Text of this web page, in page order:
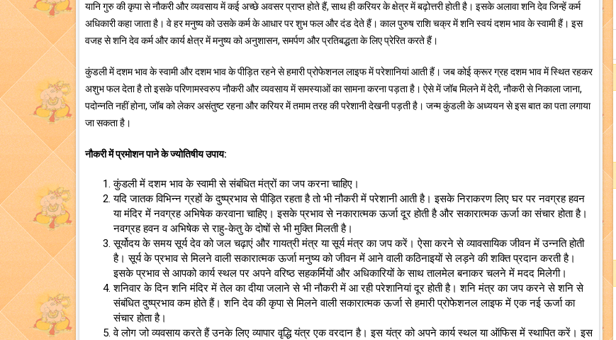
यानि गुरु की कृपा से नौकरी और व्यवसाय में कई अच्छे अवसर प्राप्त होते हैं, साथ ही करियर के क्षेत्र में बढ़ोत्तरी होती है। इसके अलावा शनि देव जिन्हें कर्म
अधिकारी कहा जाता है। वे हर मनुष्य को उसके कर्म के आधार पर शुभ फल और दंड देते हैं। काल पुरुष राशि चक्र में शनि स्वयं दशम भाव के स्वामी हैं। इस
वजह से शनि देव कर्म और कार्य क्षेत्र में मनुष्य को अनुशासन, समर्पण और प्रतिबद्धता के लिए प्रेरित करते हैं।
कुंडली में दशम भाव के स्वामी और दशम भाव के पीड़ित रहने से हमारी प्रोफेशनल लाइफ में परेशानियां आती हैं। जब कोई क्रूर ग्रह दशम भाव में स्थित रहकर
अशुभ फल देता है तो इसके परिणामस्वरुप नौकरी और व्यवसाय में समस्याओं का सामना करना पड़ता है। ऐसे में जॉब मिलने में देरी, नौकरी से निकाला जाना,
पदोन्नति नहीं होना, जॉब को लेकर असंतुष्ट रहना और करियर में तमाम तरह की परेशानी देखनी पड़ती है। जन्म कुंडली के अध्ययन से इस बात का पता लगाया
जा सकता है।
नौकरी में प्रमोशन पाने के ज्योतिषीय उपाय:
कुंडली में दशम भाव के स्वामी से संबंधित मंत्रों का जप करना चाहिए।
यदि जातक विभिन्न ग्रहों के दुष्प्रभाव से पीड़ित रहता है तो भी नौकरी में परेशानी आती है। इसके निराकरण लिए घर पर नवग्रह हवन
या मंदिर में नवग्रह अभिषेक करवाना चाहिए। इसके प्रभाव से नकारात्मक ऊर्जा दूर होती है और सकारात्मक ऊर्जा का संचार होता है।
नवग्रह हवन व अभिषेक से राहु-केतु के दोषों से भी मुक्ति मिलती है।
सूर्योदय के समय सूर्य देव को जल चढ़ाएं और गायत्री मंत्र या सूर्य मंत्र का जप करें। ऐसा करने से व्यावसायिक जीवन में उन्नति होती
है। सूर्य के प्रभाव से मिलने वाली सकारात्मक ऊर्जा मनुष्य को जीवन में आने वाली कठिनाइयों से लड़ने की शक्ति प्रदान करती है।
इसके प्रभाव से आपको कार्य स्थल पर अपने वरिष्ठ सहकर्मियों और अधिकारियों के साथ तालमेल बनाकर चलने में मदद मिलेगी।
शनिवार के दिन शनि मंदिर में तेल का दीया जलाने से भी नौकरी में आ रही परेशानियां दूर होती है। शनि मंत्र का जप करने से शनि से
संबंधित दुष्प्रभाव कम होते हैं। शनि देव की कृपा से मिलने वाली सकारात्मक ऊर्जा से हमारी प्रोफेशनल लाइफ में एक नई ऊर्जा का
संचार होता है।
वे लोग जो व्यवसाय करते हैं उनके लिए व्यापार वृद्धि यंत्र एक वरदान है। इस यंत्र को अपने कार्य स्थल या ऑफिस में स्थापित करें। इस